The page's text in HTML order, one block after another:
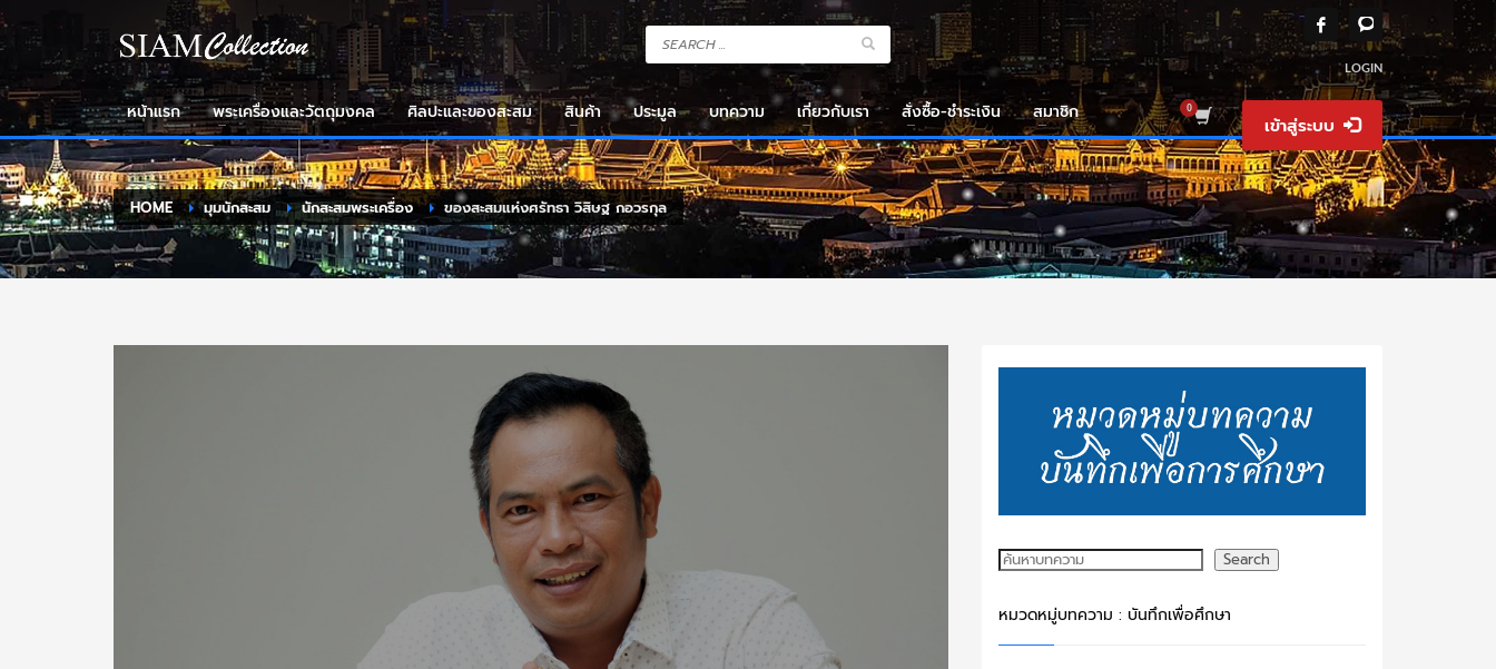
LOGIN
หน้าแรก พระเครื่องและวัตถุมงคล ศิลปะและของสะสม สินค้า ประมูล บทความ เกี่ยวกับเรา สั่งซื้อ-ชำระเงิน สมาชิก
เข้าสู่ระบบ
HOME มุมนักสะสม นักสะสมพระเครื่อง ของสะสมแห่งศรัทธา วิสิษฐ กอวรกุล
ค้นหา Search
หมวดหมู่บทความ : บันทึกเพื่อศึกษา